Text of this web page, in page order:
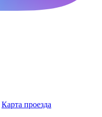
Карта проезда